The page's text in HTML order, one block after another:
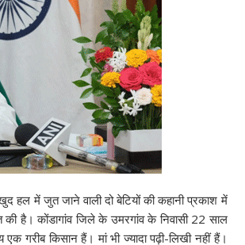
में जुत जाने वाली दो बेटियों की कहानी प्रकाश में
है। कोंडागांव जिले के उमरगांव के निवासी 22 साल
गरीब किसान हैं। मां भी ज्यादा पढ़ी-लिखी नहीं हैं।